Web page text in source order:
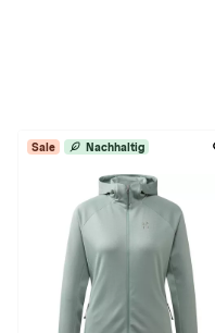
Sale Nachhaltig